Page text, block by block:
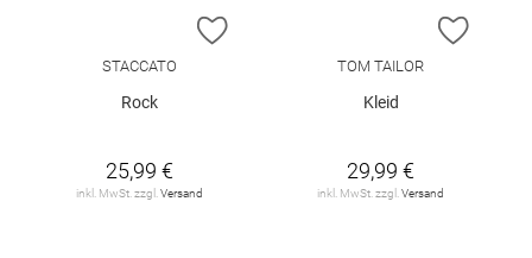
ZUR WUNSCHLISTE HINZUFÜGEN
STACCATO
Rock
25,99 €
inkl. MwSt. zzgl. Versand
ZUR
TOM TAILOR
Kleid
29,99 €
inkl. MwSt. zzgl. Versand